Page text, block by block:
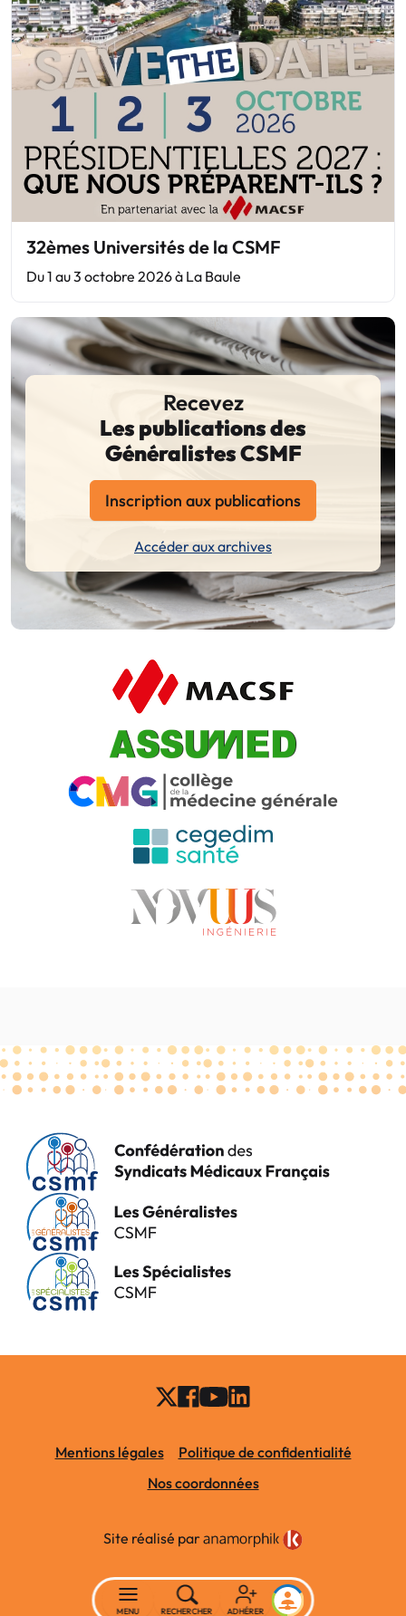
32èmes Universités de la CSMF
Du 1 au 3 octobre 2026 à La Baule
Recevez
Les publications des
Généralistes CSMF
Inscription aux publications
Accéder aux archives
Mentions légales
Politique de confidentialité
Nos coordonnées
Site réalisé par
MENU RECHERCHER ADHÉRER